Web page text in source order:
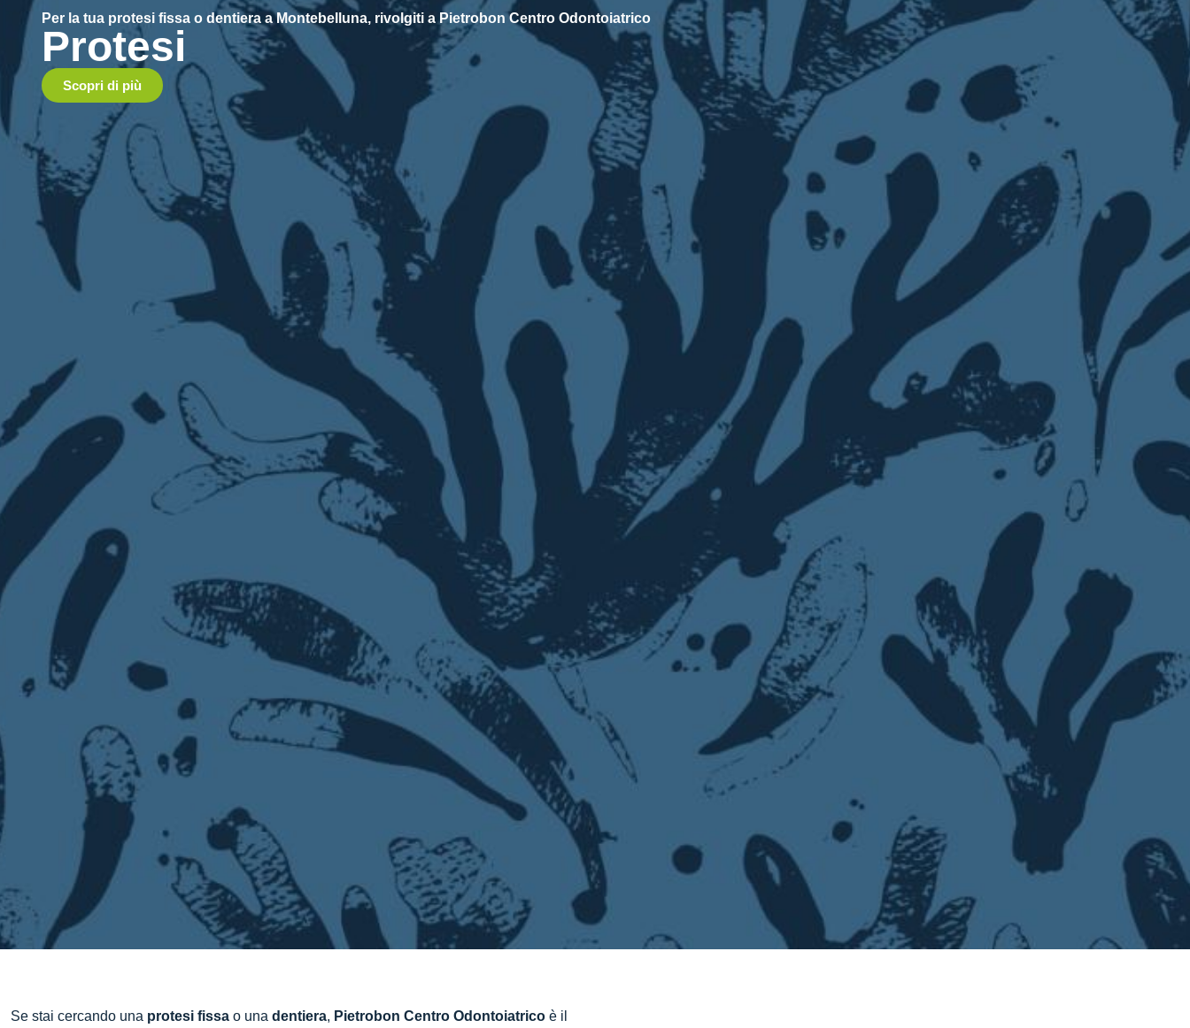
Per la tua protesi fissa o dentiera a Montebelluna, rivolgiti a Pietrobon Centro Odontoiatrico
Protesi
Scopri di più
Se stai cercando una protesi fissa o una dentiera, Pietrobon Centro Odontoiatrico è il